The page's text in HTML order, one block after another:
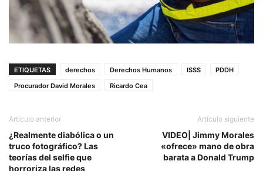
ETIQUETAS derechos Derechos Humanos ISSS
PDDH
Procurador David Morales
Ricardo Cea
Artículo anterior
¿Realmente diabólica o un
truco fotográfico? Las
teorías del selfie que
horroriza las redes
Artículo siguiente
VIDEO| Jimmy Morales
«ofrece» mano de obra
barata a Donald Trump